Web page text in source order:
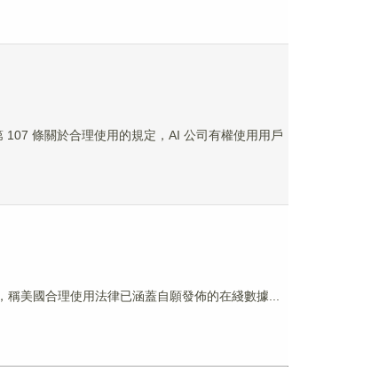
條關於合理使用的規定，AI 公司有權使用用戶
美國合理使用法律已涵蓋自願發佈的在綫數據...